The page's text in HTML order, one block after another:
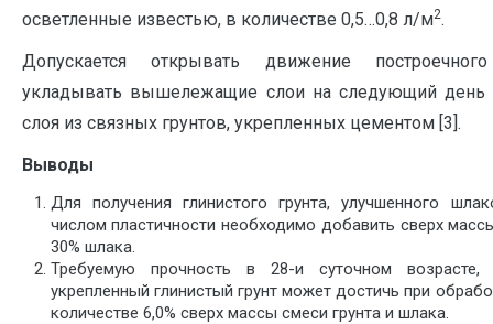
осветленные известью, в количестве 0,5…0,8 л/м2.
Допускается открывать движение
укладывать вышележащие слои на следующий день
слоя из связных грунтов, укрепленных цементом [3].
Выводы
Для получения глинистого грунта, улучшенного
числом пластичности необходимо добавить сверх
30% шлака.
Требуемую прочность в 28-и суточном
укрепленный глинистый грунт может достичь при
количестве 6,0% сверх массы смеси грунта и шлака.